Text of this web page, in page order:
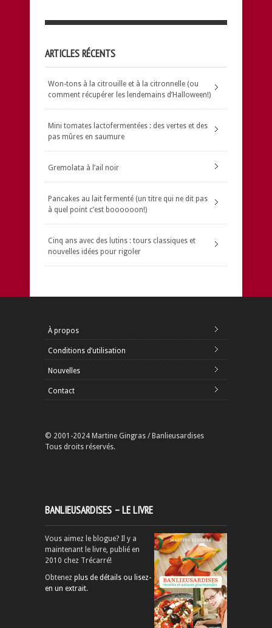
ARTICLES RÉCENTS
Won-tons à la citrouille et à la citronnelle (ou
comment récupérer les lendemains d’Halloween!)
Mini tomates lactofermentées : des vertes et des
pas mûres en saumure
Gremolata à l’ail noir
Pancakes au lait fermenté (un titre qui ne dit pas
à quel point c’est boooooon!)
Cinq ans avec des lutins : tours classiques et
nouvelles idées pour rigoler
À propos
Conditions d’utilisation
Nouvelles
Contact
© 2001-2024 Martine Gingras / Banlieusardises
Tous droits réservés.
BANLIEUSARDISES – LE LIVRE
Vous aimez le blogue? Il y a
maintenant le livre, publié en
2010 chez Trécarré!
Obtenez plus de détails ou lisez-
en un extrait.